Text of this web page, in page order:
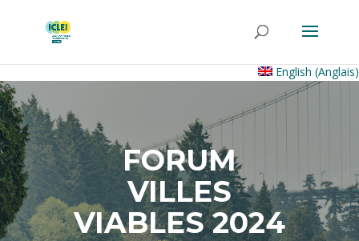
English (Anglais)
FORUM
VILLES
VIABLES 2024